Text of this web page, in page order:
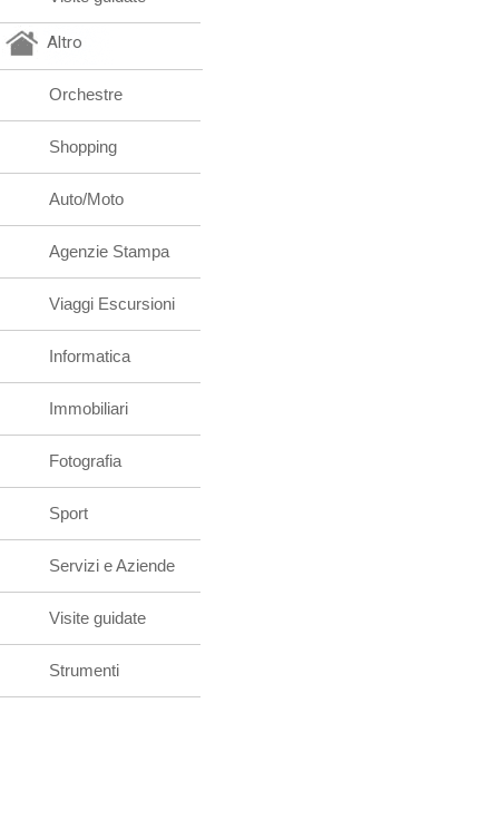
Altro
Orchestre
Shopping
Auto/Moto
Agenzie Stampa
Viaggi Escursioni
Informatica
Immobiliari
Fotografia
Sport
Servizi e Aziende
Visite guidate
Strumenti